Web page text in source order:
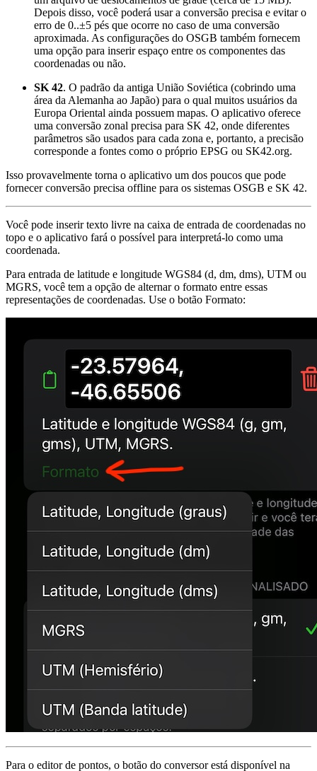
Depois disso, você poderá usar a conversão precisa e evitar o
erro de 0..±5 pés que ocorre no caso de uma conversão
aproximada. As configurações do OSGB também fornecem
uma opção para inserir espaço entre os componentes das
coordenadas ou não.
SK 42. O padrão da antiga União Soviética (cobrindo uma
área da Alemanha ao Japão) para o qual muitos usuários da
Europa Oriental ainda possuem mapas. O aplicativo oferece
uma conversão zonal precisa para SK 42, onde diferentes
parâmetros são usados para cada zona e, portanto, a precisão
corresponde a fontes como o próprio EPSG ou SK42.org.
Isso provavelmente torna o aplicativo um dos poucos que pode
fornecer conversão precisa offline para os sistemas OSGB e SK 42.
Você pode inserir texto livre na caixa de entrada de coordenadas no
topo e o aplicativo fará o possível para interpretá-lo como uma
coordenada.
Para entrada de latitude e longitude WGS84 (d, dm, dms), UTM ou
MGRS, você tem a opção de alternar o formato entre essas
representações de coordenadas. Use o botão Formato:
Para o editor de pontos, o botão do conversor está disponível na